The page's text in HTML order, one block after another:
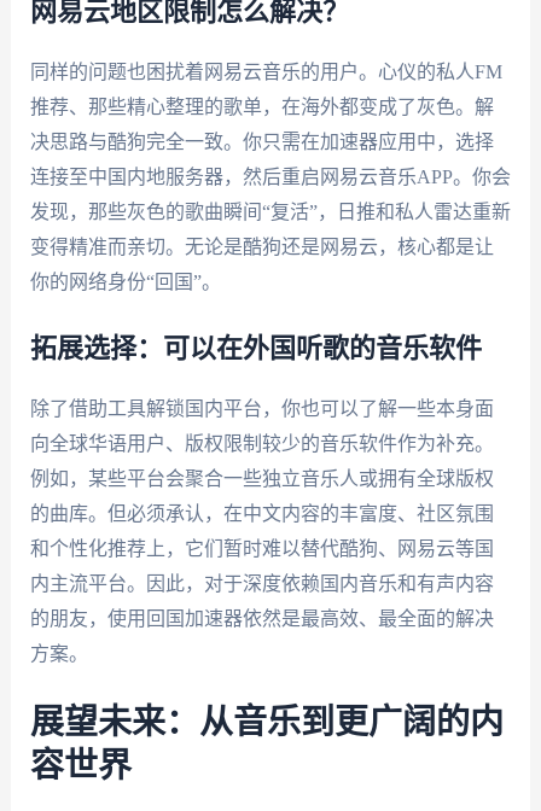
网易云地区限制怎么解决？
同样的问题也困扰着网易云音乐的用户。心仪的私人FM
推荐、那些精心整理的歌单，在海外都变成了灰色。解
决思路与酷狗完全一致。你只需在加速器应用中，选择
连接至中国内地服务器，然后重启网易云音乐APP。你会
发现，那些灰色的歌曲瞬间“复活”，日推和私人雷达重新
变得精准而亲切。无论是酷狗还是网易云，核心都是让
你的网络身份“回国”。
拓展选择：可以在外国听歌的音乐软件
除了借助工具解锁国内平台，你也可以了解一些本身面
向全球华语用户、版权限制较少的音乐软件作为补充。
例如，某些平台会聚合一些独立音乐人或拥有全球版权
的曲库。但必须承认，在中文内容的丰富度、社区氛围
和个性化推荐上，它们暂时难以替代酷狗、网易云等国
内主流平台。因此，对于深度依赖国内音乐和有声内容
的朋友，使用回国加速器依然是最高效、最全面的解决
方案。
展望未来：从音乐到更广阔的内
容世界